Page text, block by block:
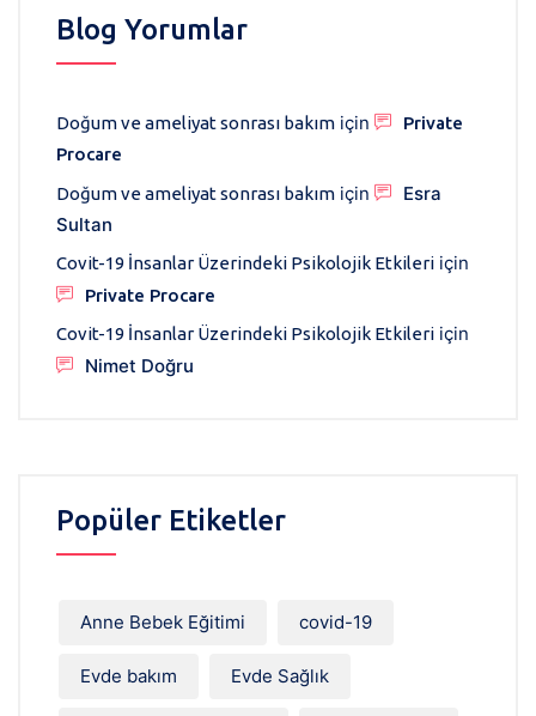
Blog Yorumlar
Doğum ve ameliyat sonrası bakım için
Private
Procare
Doğum ve ameliyat sonrası bakım için
Esra
Sultan
Covit-19 İnsanlar Üzerindeki Psikolojik Etkileri için
Private Procare
Covit-19 İnsanlar Üzerindeki Psikolojik Etkileri için
Nimet Doğru
Popüler Etiketler
Anne Bebek Eğitimi covid-19
Evde bakım Evde Sağlık